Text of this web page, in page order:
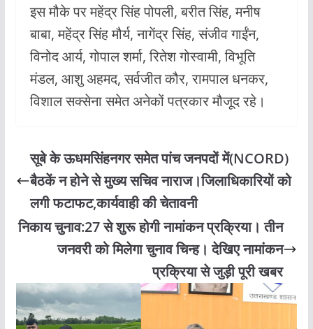
इस मौके पर महेंद्र सिंह पोपली, बरीत सिंह, मनीष
बाबा, महेंद्र सिंह मौर्य, नागेंद्र सिंह, संजीव गाईंन,
विनोद आर्य, गोपाल शर्मा, रितेश गोस्वामी, विभूति
मंडल, आशु अहमद, सर्वजीत कौर, रामपाल धनकर,
विशाल सक्सेना समेत अनेकों पत्रकार मौजूद रहे।
सूबे के ऊधमसिंहनगर समेत पांच जनपदों में(NCORD)
बैठकें न होने से मुख्य सचिव नाराज।जिलाधिकारियों को
लगी फटाफट,कार्यवाही की चेतावनी
निकाय चुनाव:27 से शुरू होगी नामांकन प्रक्रिया। तीन
जनवरी को मिलेगा चुनाव चिन्ह। देखिए नामांकन
प्रक्रिया से जुड़ी पूरी खबर